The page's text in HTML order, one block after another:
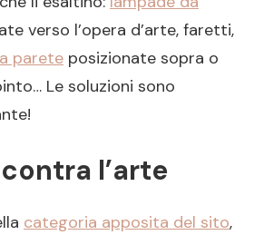
verso l’opera d’arte, faretti,
parete posizionate sopra o
Le soluzioni sono
l’arte
categoria apposita del sito,